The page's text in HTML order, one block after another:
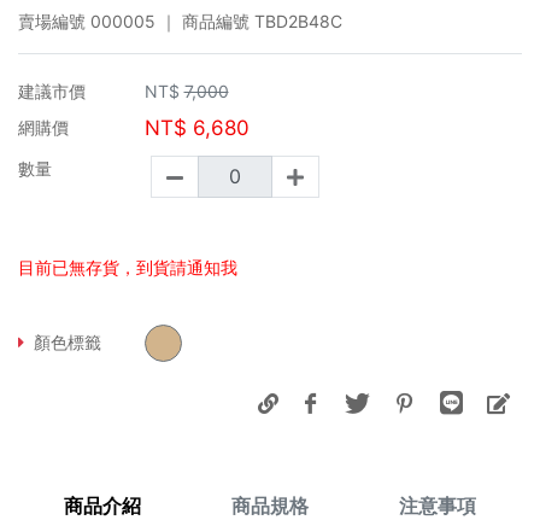
賣場編號 000005 ｜ 商品編號 TBD2B48C
建議市價 NT$ 7,000
網購價
NT$ 6,680
數量
目前已無存貨，到貨請通知我
顏色標籤
商品介紹 商品規格 注意事項